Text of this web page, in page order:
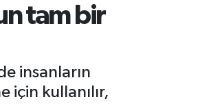
tam bir
insanların
kullanılır,